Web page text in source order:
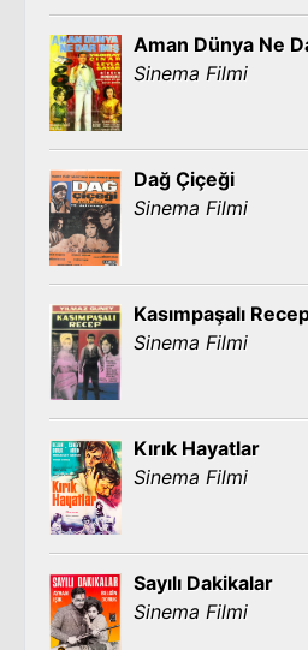
Aman Dünya Ne
Sinema Filmi
Dağ Çiçeği
Sinema Filmi
Kasımpaşalı
Sinema Filmi
Kırık Hayatlar
Sinema Filmi
Sayılı Dakikalar
Sinema Filmi